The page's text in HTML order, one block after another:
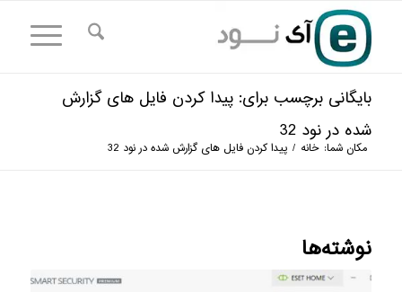
بایگانی برچسب برای: پیدا کردن فایل های گزارش
شده در نود 32
مکان شما: خانه / پیدا کردن فایل های گزارش شده در نود 32
نوشته‌ها